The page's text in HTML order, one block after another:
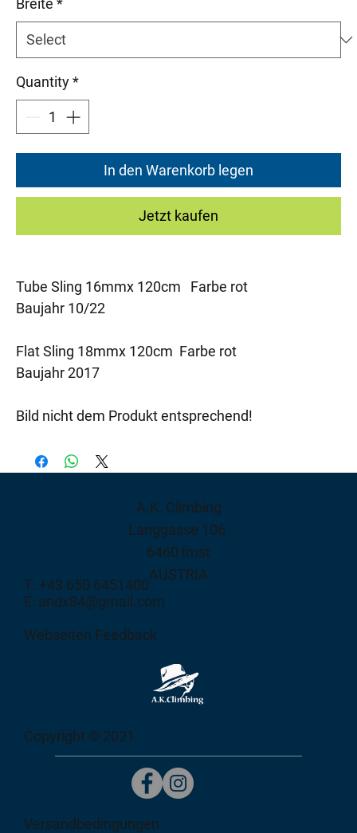
Breite *
Quantity*
In den Warenkorb legen
Jetzt kaufen
Tube Sling 16mmx 120cm Farbe rot
Baujahr 10/22
Flat Sling 18mmx 120cm Farbe rot
Baujahr 2017
Bild nicht dem Produkt entsprechend!
A.K. Climbing
Langgasse 106
6460 Imst
AUSTRIA
T: +43 650 6451400
E: andx84@gmail.com
Webseiten Feedback
Copyright © 2021
Versandbedingungen